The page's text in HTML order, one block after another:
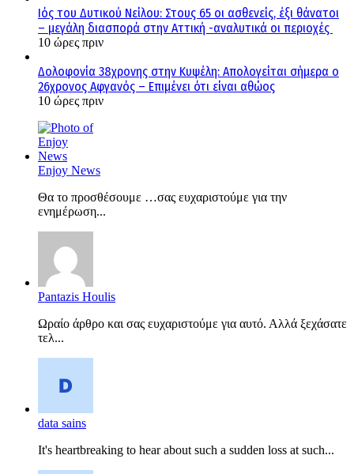
Ιός του Δυτικού Νείλου: Στους 65 οι ασθενείς, έξι θάνατοι
– μεγάλη διασπορά στην Αττική -αναλυτικά οι περιοχές
10 ώρες πριν
Δολοφονία 38χρονης στην Κυψέλη: Απολογείται σήμερα ο
26χρονος Αφγανός – Επιμένει ότι είναι αθώος
10 ώρες πριν
Enjoy News
Θα το προσθέσουμε …σας ευχαριστούμε για την
ενημέρωση...
Pantazis Houlis
Ωραίο άρθρο και σας ευχαριστούμε για αυτό. Αλλά ξεχάσατε
τελ...
data sains
It's heartbreaking to hear about such a sudden loss at such...